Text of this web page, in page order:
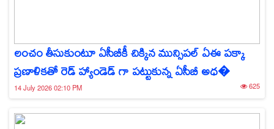
లంచం తీసుకుంటూ ఏసీబీకీ చిక్కిన మున్సిపల్ ఏఈ పక్కా
ప్రణాళికతో రెడ్ హ్యాండెడ్ గా పట్టుకున్న ఏసీబీ అధ�
14 July 2026 02:10 PM 625